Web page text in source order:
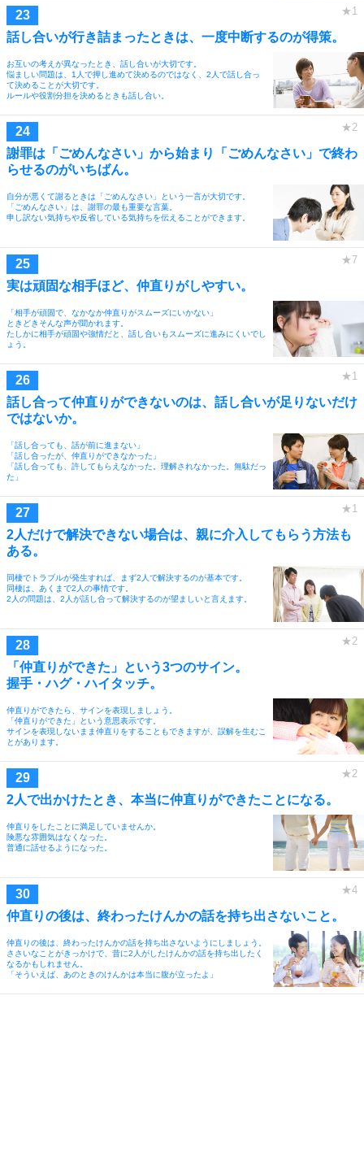
話し合いが行き詰まったときは、一度中断するのが得策。
お互いの考えが異なったとき、話し合いが大切です。
悩ましい問題は、1人で押し進めて決めるのではなく、2人で話し合っ
て決めることが大切です。
ルールや役割分担を決めるときも話し合い。
謝罪は「ごめんなさい」から始まり「ごめんなさい」で終わ
らせるのがいちばん。
自分が悪くて謝るときは「ごめんなさい」という一言が大切です。
「ごめんなさい」は、謝罪の最も重要な言葉。
申し訳ない気持ちや反省している気持ちを伝えることができます。
実は頑固な相手ほど、仲直りがしやすい。
「相手が頑固で、なかなか仲直りがスムーズにいかない」
ときどきそんな声が聞かれます。
たしかに相手が頑固や強情だと、話し合いもスムーズに進みにくいでし
ょう。
話し合って仲直りができないのは、話し合いが足りないだけ
ではないか。
「話し合っても、話が前に進まない」
「話し合ったが、仲直りができなかった」
「話し合っても、許してもらえなかった。理解されなかった。無駄だっ
た」
2人だけで解決できない場合は、親に介入してもらう方法も
ある。
同棲でトラブルが発生すれば、まず2人で解決するのが基本です。
同棲は、あくまで2人の事情です。
2人の問題は、2人が話し合って解決するのが望ましいと言えます。
「仲直りができた」という3つのサイン。
握手・ハグ・ハイタッチ。
仲直りができたら、サインを表現しましょう。
「仲直りができた」という意思表示です。
サインを表現しないまま仲直りをすることもできますが、誤解を生むこ
とがあります。
2人で出かけたとき、本当に仲直りができたことになる。
仲直りをしたことに満足していませんか。
険悪な雰囲気はなくなった。
普通に話せるようになった。
仲直りの後は、終わったけんかの話を持ち出さないこと。
仲直りの後は、終わったけんかの話を持ち出さないようにしましょう。
ささいなことがきっかけで、昔に2人がしたけんかの話を持ち出したく
なるかもしれません。
「そういえば、あのときのけんかは本当に腹が立ったよ」